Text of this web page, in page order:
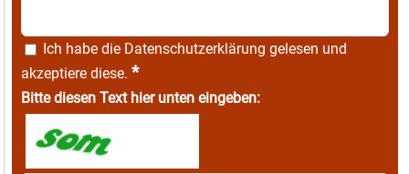
Ich habe die Datenschutzerklärung gelesen und
akzeptiere diese. *
Bitte diesen Text hier unten eingeben: